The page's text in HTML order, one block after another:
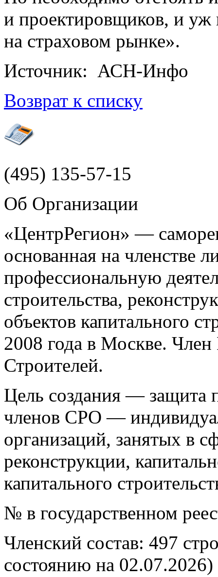
и проектировщиков, и уж
на страховом рынке».
Источник: АСН-Инфо
Возврат к списку
(495) 135-57-15
Об Организации
«ЦентрРегион» —
основанная на членстве
профессиональную
строительства,
объектов капитального
2008 года в Москве.
Строителей.
Цель создания — защита
членов СРО —
организаций, занятых в
реконструкции,
капитального
№ в государственном
Членский состав: 497
состоянию на 02.07.2026)